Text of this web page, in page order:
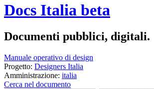
Docs Italia beta
Documenti pubblici, digitali.
Manuale operativo di design
Progetto: Designers Italia
Amministrazione: italia
Cerca nel documento